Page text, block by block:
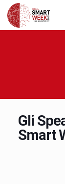
Gli
Smart